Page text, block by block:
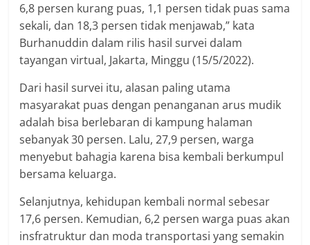
6,8 persen kurang puas, 1,1 persen tidak puas sama
sekali, dan 18,3 persen tidak menjawab,” kata
Burhanuddin dalam rilis hasil survei dalam
tayangan virtual, Jakarta, Minggu (15/5/2022).
Dari hasil survei itu, alasan paling utama
masyarakat puas dengan penanganan arus mudik
adalah bisa berlebaran di kampung halaman
sebanyak 30 persen. Lalu, 27,9 persen, warga
menyebut bahagia karena bisa kembali berkumpul
bersama keluarga.
Selanjutnya, kehidupan kembali normal sebesar
17,6 persen. Kemudian, 6,2 persen warga puas akan
insfratruktur dan moda transportasi yang semakin